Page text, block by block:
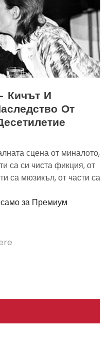
Кичът И
От
сцена от миналото,
са си чиста фикция, от
са мюзикъл, от части са
за Премиум